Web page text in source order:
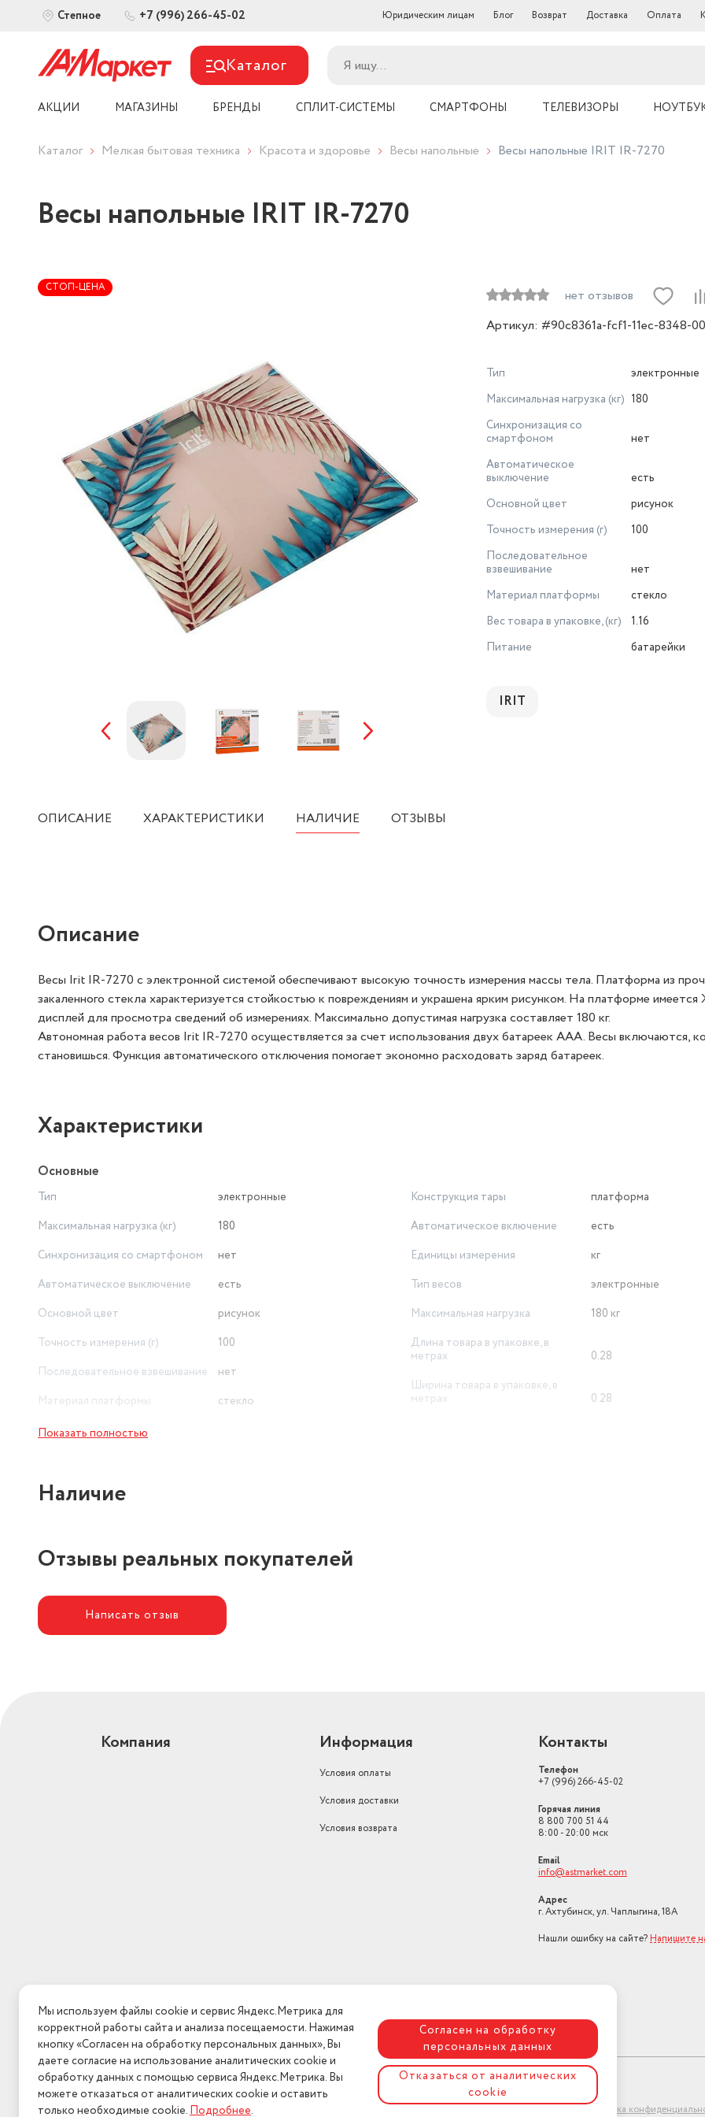
Степное +7 (996) 266-45-02 Юридическим лицам Блог Возврат Доставка Оплата
Каталог
АКЦИИ МАГАЗИНЫ БРЕНДЫ СПЛИТ-СИСТЕМЫ СМАРТФОНЫ ТЕЛЕВИЗОРЫ
Каталог Мелкая бытовая техника Красота и здоровье Весы напольные Весы напольные IRIT IR-7270
Весы напольные IRIT IR-7270
СТОП-ЦЕНА
нет отзывов
Артикул: #90c8361a-fcf1-11ec-8348-
Тип
электронные
Максимальная нагрузка
(кг)
Синхронизация со
смартфоном
Автоматическое
выключение
есть
Основной цвет
рисунок
Точность измерения (г)
Последовательное
взвешивание
нет
Материал платформы
стекло
Вес товара в упаковке, (кг)
1.16
ОПИСАНИЕ ХАРАКТЕРИСТИКИ НАЛИЧИЕ ОТЗЫВЫ
Описание
Весы Irit IR-7270 с электронной системой обеспечивают высокую точность измерения массы тела. Платформа из
закаленного стекла характеризуется стойкостью к повреждениям и украшена ярким рисунком. На платформе
дисплей для просмотра сведений об измерениях. Максимально допустимая нагрузка составляет 180 кг.
Автономная работа весов Irit IR-7270 осуществляется за счет использования двух батареек AAA. Весы
на них становишься. Функция автоматического отключения помогает экономно расходовать заряд батареек.
Характеристики
Основные
Тип
электронные
Максимальная нагрузка (кг)
180
Синхронизация со смартфоном
нет
Автоматическое выключение
есть
Основной цвет
рисунок
Точность измерения (г)
100
Последовательное взвешивание
нет
Материал платформы
стекло
Вес товара в упаковке, (кг)
Конструкция тары
платформа
Автоматическое включение
есть
Единицы измерения
кг
Тип весов
электронные
Максимальная нагрузка
180 кг
Длина товара в упаковке, в
метрах
0.28
Ширина товара в упаковке, в
метрах
0.28
Показать полностью
Наличие
Отзывы реальных покупателей
Написать отзыв
Компания Информация
Условия оплаты
Условия доставки
Условия возврата
Контакты
Телефон
+7 (996) 266-45-02
Горячая линия
8 800 700 51 44
8:00 - 20:00 мск
Email
info@astmarket.com
Адрес
г. Ахтубинск, ул. Чаплыгина, 18А
Нашли ошибку на сайте?Напишите
Политика
Мы используем файлы cookie и сервис Яндекс.Метрика для
корректной работы сайта и анализа посещаемости. Нажимая
кнопку «Согласен на обработку персональных данных», Вы
даете согласие на использование аналитических cookie и
обработку данных с помощью сервиса Яндекс.Метрика. Вы
можете отказаться от аналитических cookie и оставить только
необходимые cookie. Подробнее.
Согласен на обработку
персональных данных
Отказаться от аналитических
cookie